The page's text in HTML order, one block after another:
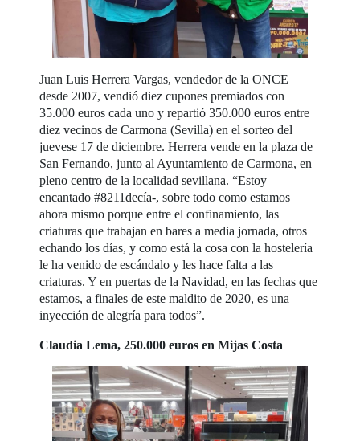
Juan Luis Herrera Vargas, vendedor de la ONCE
desde 2007, vendió diez cupones premiados con
35.000 euros cada uno y repartió 350.000 euros entre
diez vecinos de Carmona (Sevilla) en el sorteo del
juevese 17 de diciembre. Herrera vende en la plaza de
San Fernando, junto al Ayuntamiento de Carmona, en
pleno centro de la localidad sevillana. “Estoy
encantado #8211decía-, sobre todo como estamos
ahora mismo porque entre el confinamiento, las
criaturas que trabajan en bares a media jornada, otros
echando los días, y como está la cosa con la hostelería
le ha venido de escándalo y les hace falta a las
criaturas. Y en puertas de la Navidad, en las fechas que
estamos, a finales de este maldito de 2020, es una
inyección de alegría para todos”.
Claudia Lema, 250.000 euros en Mijas Costa